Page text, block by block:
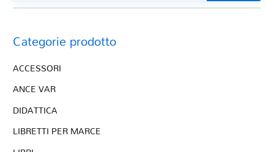
Categorie prodotto
ACCESSORI
ANCE VAR
DIDATTICA
LIBRETTI PER MARCE